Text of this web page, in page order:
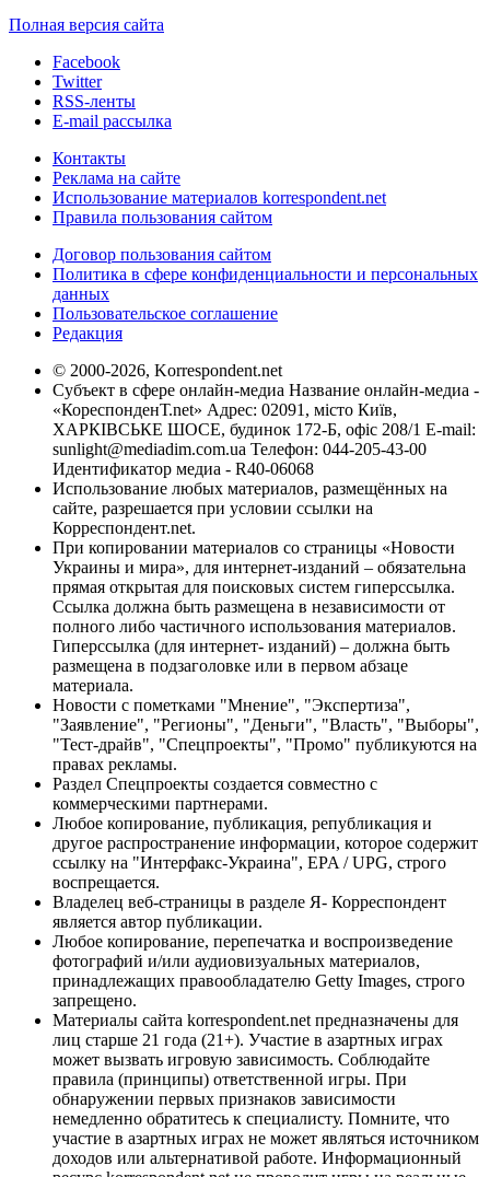
Полная версия сайта
Facebook
Twitter
RSS-ленты
E-mail рассылка
Контакты
Реклама на сайте
Использование материалов korrespondent.net
Правила пользования сайтом
Договор пользования сайтом
Политика в сфере конфиденциальности и персональных
данных
Пользовательское соглашение
Редакция
© 2000-2026, Korrespondent.net
Субъект в сфере онлайн-медиа Название онлайн-медиа -
«КореспонденТ.net» Адрес: 02091, місто Київ,
ХАРКІВСЬКЕ ШОСЕ, будинок 172-Б, офіс 208/1 E-mail:
sunlight@mediadim.com.ua Телефон: 044-205-43-00
Идентификатор медиа - R40-06068
Использование любых материалов, размещённых на
сайте, разрешается при условии ссылки на
Корреспондент.net.
При копировании материалов со страницы «Новости
Украины и мира», для интернет-изданий – обязательна
прямая открытая для поисковых систем гиперссылка.
Ссылка должна быть размещена в независимости от
полного либо частичного использования материалов.
Гиперссылка (для интернет- изданий) – должна быть
размещена в подзаголовке или в первом абзаце
материала.
Новости с пометками "Мнение", "Экспертиза",
"Заявление", "Регионы", "Деньги", "Власть", "Выборы",
"Тест-драйв", "Спецпроекты", "Промо" публикуются на
правах рекламы.
Раздел Спецпроекты создается совместно с
коммерческими партнерами.
Любое копирование, публикация, републикация и
другое распространение информации, которое содержит
ссылку на "Интерфакс-Украина", EPA / UPG, строго
воспрещается.
Владелец веб-страницы в разделе Я- Корреспондент
является автор публикации.
Любое копирование, перепечатка и воспроизведение
фотографий и/или аудиовизуальных материалов,
принадлежащих правообладателю Getty Images, строго
запрещено.
Материалы сайта korrespondent.net предназначены для
лиц старше 21 года (21+). Участие в азартных играх
может вызвать игровую зависимость. Соблюдайте
правила (принципы) ответственной игры. При
обнаружении первых признаков зависимости
немедленно обратитесь к специалисту. Помните, что
участие в азартных играх не может являться источником
доходов или альтернативой работе. Информационный